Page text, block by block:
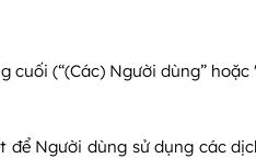
cuối (“(Các) Người dùng”
Người dùng sử dụng các